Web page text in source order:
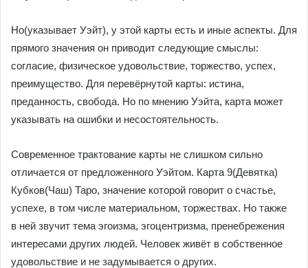
Но(указывает Уэйт), у этой карты есть и иные аспекты. Для
прямого значения он приводит следующие смыслы:
согласие, физическое удовольствие, торжество, успех,
преимущество. Для перевёрнутой карты: истина,
преданность, свобода. Но по мнению Уэйта, карта может
указывать на ошибки и несостоятельность.
Современное трактование карты не слишком сильно
отличается от предложенного Уэйтом. Карта 9(Девятка)
Кубков(Чаш) Таро, значение которой говорит о счастье,
успехе, в том числе материальном, торжествах. Но также
в ней звучит тема эгоизма, эгоцентризма, пренебрежения
интересами других людей. Человек живёт в собственное
удовольствие и не задумывается о других.